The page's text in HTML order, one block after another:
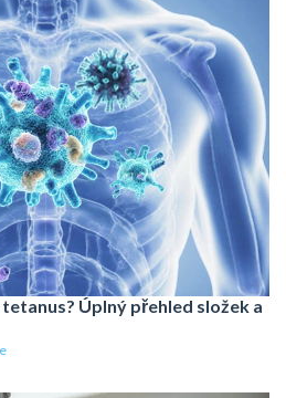
Úplný přehled složek a